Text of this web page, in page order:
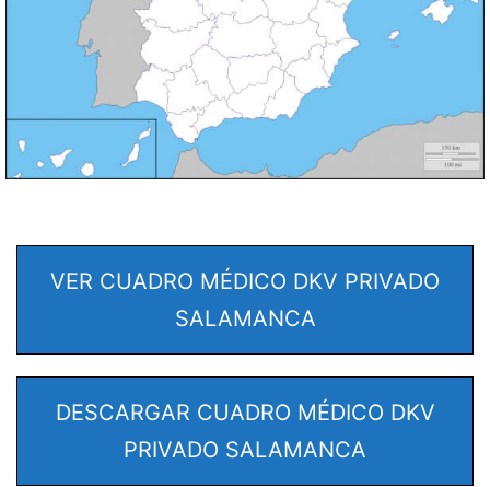
VER CUADRO MÉDICO DKV PRIVADO
SALAMANCA
DESCARGAR CUADRO MÉDICO DKV
PRIVADO SALAMANCA